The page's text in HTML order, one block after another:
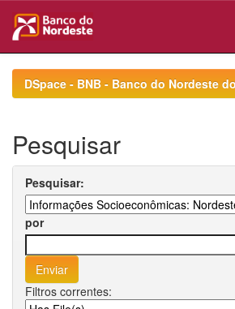
navigationDSpace - BNB - Banco do Nordeste
Pesquisar
Pesquisar:
por
Filtros correntes: